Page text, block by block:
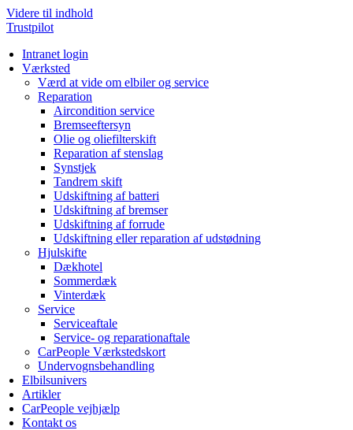
Videre til indhold
Trustpilot
Intranet login
Værksted
Værd at vide om elbiler og service
Reparation
Aircondition service
Bremseeftersyn
Olie og oliefilterskift
Reparation af stenslag
Synstjek
Tandrem skift
Udskiftning af batteri
Udskiftning af bremser
Udskiftning af forrude
Udskiftning eller reparation af udstødning
Hjulskifte
Dækhotel
Sommerdæk
Vinterdæk
Service
Serviceaftale
Service- og reparationaftale
CarPeople Værkstedskort
Undervognsbehandling
Elbilsunivers
Artikler
CarPeople vejhjælp
Kontakt os